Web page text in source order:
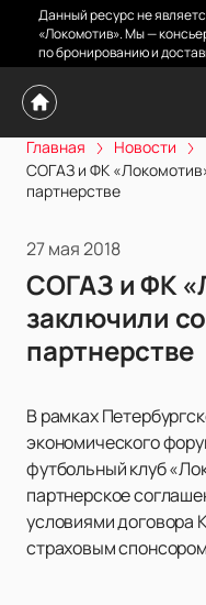
Данный ресурс не
«Локомотив». Мы —
по бронированию и
Главная
Новости
СОГАЗ и ФК
партнерстве
27 мая 2018
СОГАЗ и ФК
заключили
партнерстве
В рамках
экономического
футбольный клуб
партнерское
условиями договора
страховым